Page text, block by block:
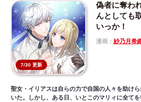
7/30 更新
偽者に奪わ
んとしても
いっか！
漫画： 紗乃月希
聖女・イリアスは自らの力で自国の人々を助け
いた。しかし、ある日、いとこのマリィに全て